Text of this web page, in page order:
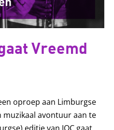
Vreemd
oproep aan Limburgse
avontuur aan te